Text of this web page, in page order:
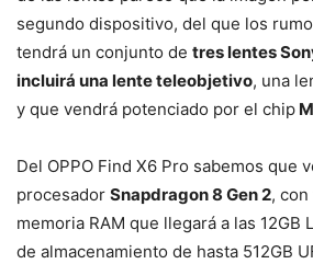
segundo dispositivo, del que los
tendrá un conjunto de tres lentes
incluirá una lente teleobjetivo, una
y que vendrá potenciado por el chip
Del OPPO Find X6 Pro sabemos que
procesador Snapdragon 8 Gen 2,
memoria RAM que llegará a las 12GB
de almacenamiento de hasta 512GB